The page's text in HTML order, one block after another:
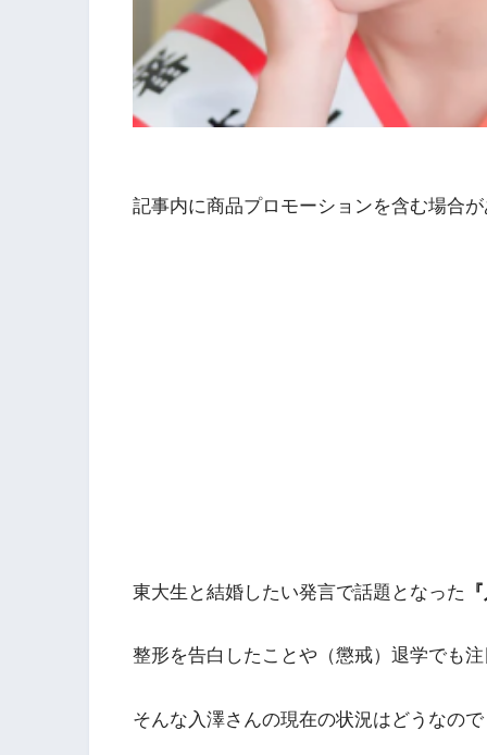
記事内に商品プロモーションを含む場合
東大生と結婚したい発言で話題となった
整形を告白したことや（懲戒）退学でも
そんな入澤さんの現在の状況はどうなの